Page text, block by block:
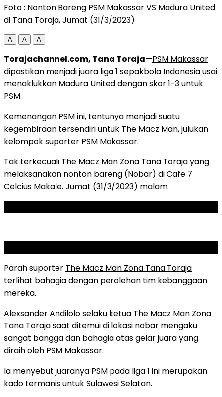
Foto : Nonton Bareng PSM Makassar VS Madura United
di Tana Toraja, Jumat (31/3/2023)
A A A
Torajachannel.com, Tana Toraja—PSM Makassar
dipastikan menjadijuara liga 1 sepakbola Indonesia usai
menaklukkan Madura United dengan skor 1-3 untuk
PSM.
Kemenangan PSMini, tentunya menjadi suatu
kegembiraan tersendiri untuk The Macz Man, julukan
kelompok suporter PSM Makassar.
Tak terkecuali The Macz Man Zona Tana Torajayang
melaksanakan nonton bareng (Nobar) di Cafe 7
Celcius Makale. Jumat (31/3/2023) malam.
Parah suporter The Macz Man Zona Tana Toraja
terlihat bahagia dengan perolehan tim kebanggaan
mereka.
Alexsander Andilolo selaku ketua The Macz Man Zona
Tana Toraja saat ditemui di lokasi nobar mengaku
sangat bangga dan bahagia atas gelar juara yang
diraih oleh PSM Makassar.
Ia menyebut juaranya PSM pada liga 1 ini merupakan
kado termanis untuk Sulawesi Selatan.